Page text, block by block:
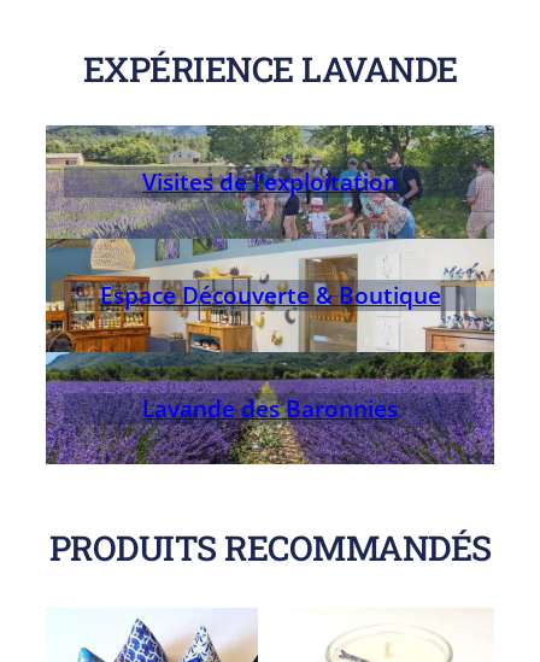
EXPÉRIENCE LAVANDE
Visites de l’exploitation
Espace Découverte & Boutique
Lavande des Baronnies
PRODUITS RECOMMANDÉS